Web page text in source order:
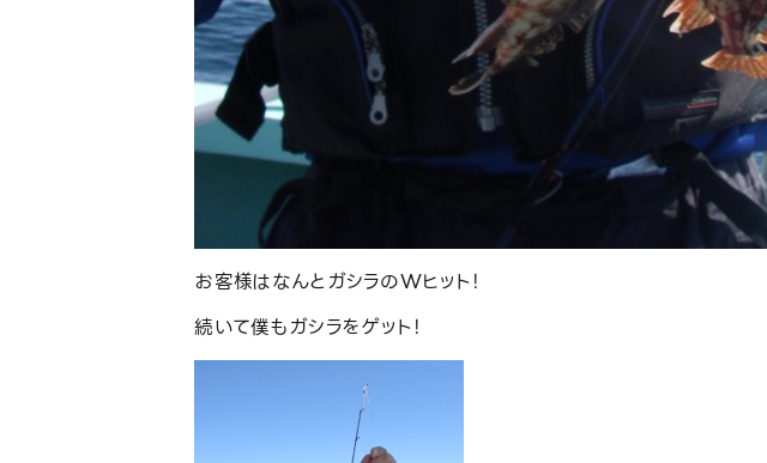
お客様はなんとガシラのWヒット！
続いて僕もガシラをゲット！